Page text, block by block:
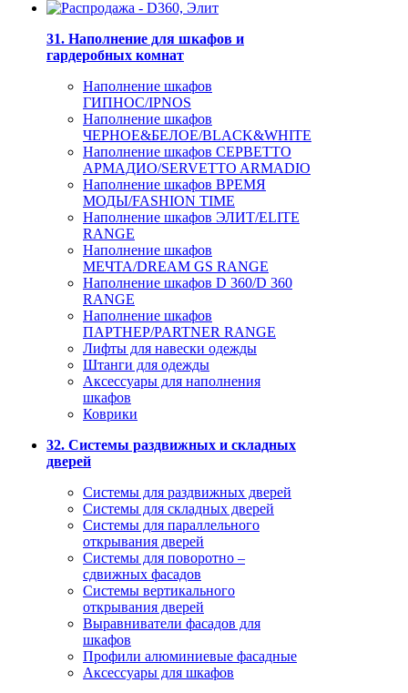
31. Наполнение для шкафов и
гардеробных комнат
Наполнение шкафов
ГИПНОС/IPNOS
Наполнение шкафов
ЧЕРНОЕ&БЕЛОЕ/BLACK&WHITE
Наполнение шкафов СЕРВЕТТО
АРМАДИО/SERVETTO ARMADIO
Наполнение шкафов ВРЕМЯ
МОДЫ/FASHION TIME
Наполнение шкафов ЭЛИТ/ELITE
RANGE
Наполнение шкафов
МЕЧТА/DREAM GS RANGE
Наполнение шкафов D 360/D 360
RANGE
Наполнение шкафов
ПАРТНЕР/PARTNER RANGE
Лифты для навески одежды
Штанги для одежды
Аксессуары для наполнения
шкафов
Коврики
32. Системы раздвижных и складных
дверей
Системы для раздвижных дверей
Системы для складных дверей
Системы для параллельного
открывания дверей
Системы для поворотно –
сдвижных фасадов
Системы вертикального
открывания дверей
Выравниватели фасадов для
шкафов
Профили алюминиевые фасадные
Аксессуары для шкафов